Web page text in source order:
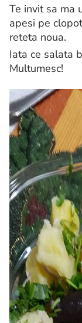
Te invit sa ma
apesi pe
reteta noua.
Iata ce salata
Multumesc!